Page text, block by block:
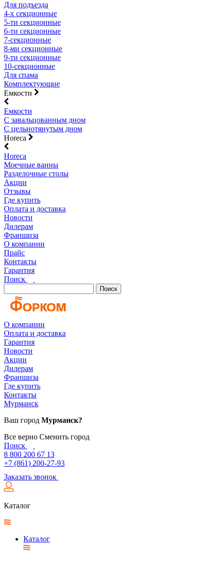
Для подъезда
4-х секционные
5-ти секционные
6-ти секционные
7-секционные
8-ми секционные
9-ти секционные
10-секционные
Для спама
Комплектующие
Емкости
Емкости
С завальцованным дном
С цельнотянутым дном
Horeca
Horeca
Моечные ванны
Разделочные столы
Акции
Отзывы
Где купить
Оплата и доставка
Новости
Дилерам
Франшиза
О компании
Прайс
Контакты
Гарантия
Поиск
Поиск
О компании
Оплата и доставка
Гарантия
Новости
Акции
Дилерам
Франшиза
Где купить
Контакты
Мурманск
Ваш город Мурманск?
Все верно Сменить город
Поиск
8 800 200 67 13
+7 (861) 200-27-93
Заказать звонок
Каталог
Каталог